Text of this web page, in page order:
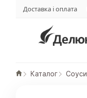
Доставка і оплата
Каталог Соуси